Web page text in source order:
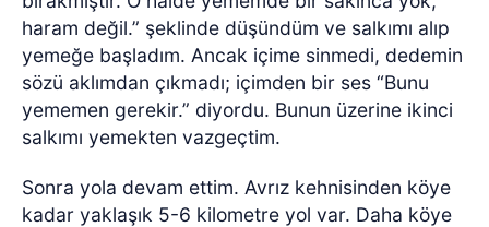
haram değil.” şeklinde düşündüm ve salkımı alıp
yemeğe başladım. Ancak içime sinmedi, dedemin
sözü aklımdan çıkmadı; içimden bir ses “Bunu
yememen gerekir.” diyordu. Bunun üzerine ikinci
salkımı yemekten vazgeçtim.
Sonra yola devam ettim. Avrız kehnisinden köye
kadar yaklaşık 5-6 kilometre yol var. Daha köye